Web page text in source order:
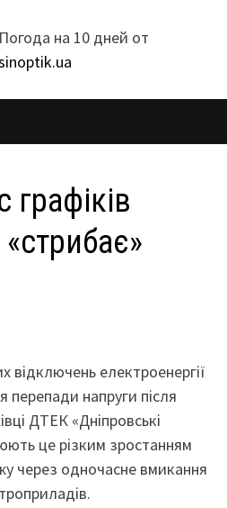
Погода на 10 дней от
графіків
відключень електроенергії
перепади напруги після
ДТЕК «Дніпровські
це різким зростанням
через одночасне вмикання